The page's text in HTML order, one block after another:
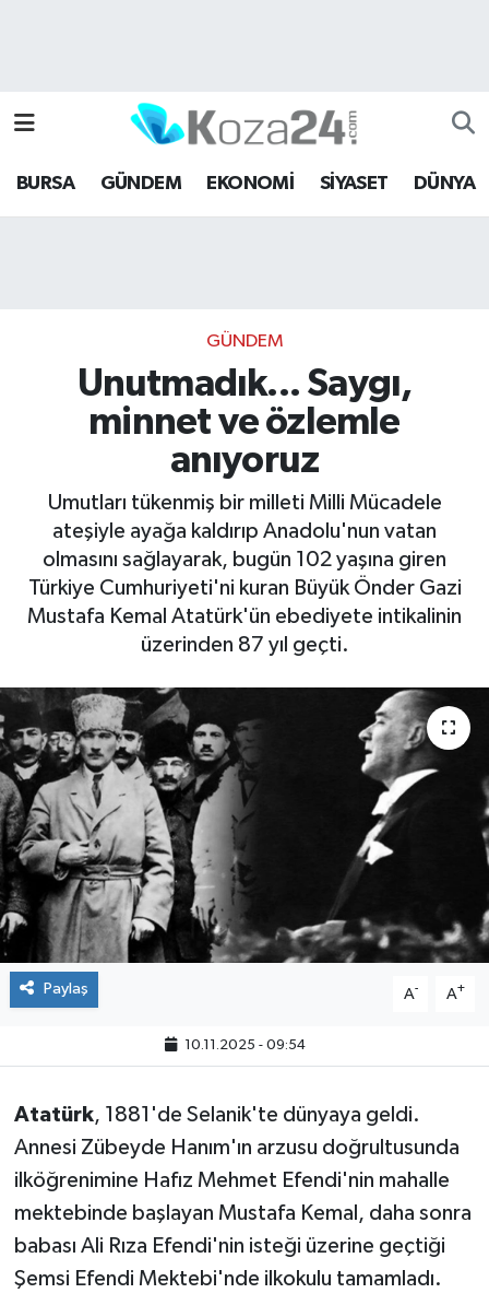
BURSA GÜNDEM EKONOMİ SİYASET DÜNYA
GÜNDEM
Unutmadık... Saygı,
minnet ve özlemle
anıyoruz
Umutları tükenmiş bir milleti Milli Mücadele
ateşiyle ayağa kaldırıp Anadolu'nun vatan
olmasını sağlayarak, bugün 102 yaşına giren
Türkiye Cumhuriyeti'ni kuran Büyük Önder Gazi
Mustafa Kemal Atatürk'ün ebediyete intikalinin
üzerinden 87 yıl geçti.
Paylaş A- A+
10.11.2025 - 09:54
Atatürk, 1881'de Selanik'te dünyaya geldi.
Annesi Zübeyde Hanım'ın arzusu doğrultusunda
ilköğrenimine Hafız Mehmet Efendi'nin mahalle
mektebinde başlayan Mustafa Kemal, daha sonra
babası Ali Rıza Efendi'nin isteği üzerine geçtiği
Şemsi Efendi Mektebi'nde ilkokulu tamamladı.
Bursa Hava Durumu
Bursa Namaz Vakitleri
Son Dakika Haberleri